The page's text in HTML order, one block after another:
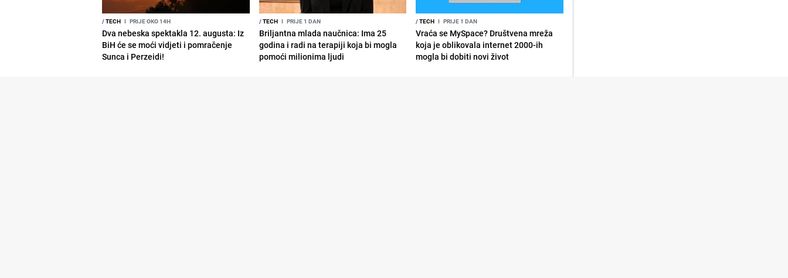
/TECH I PRIJE OKO 14H
Dva nebeska spektakla 12. augusta: Iz
BiH će se moći vidjeti i pomračenje
Sunca i Perzeidi!
/TECH I PRIJE 1 DAN
Briljantna mlada naučnica: Ima 25
godina i radi na terapiji koja bi mogla
pomoći milionima ljudi
/TECH I PRIJE 1 DAN
Vraća se MySpace? Društvena mreža
koja je oblikovala internet 2000-ih
mogla bi dobiti novi život